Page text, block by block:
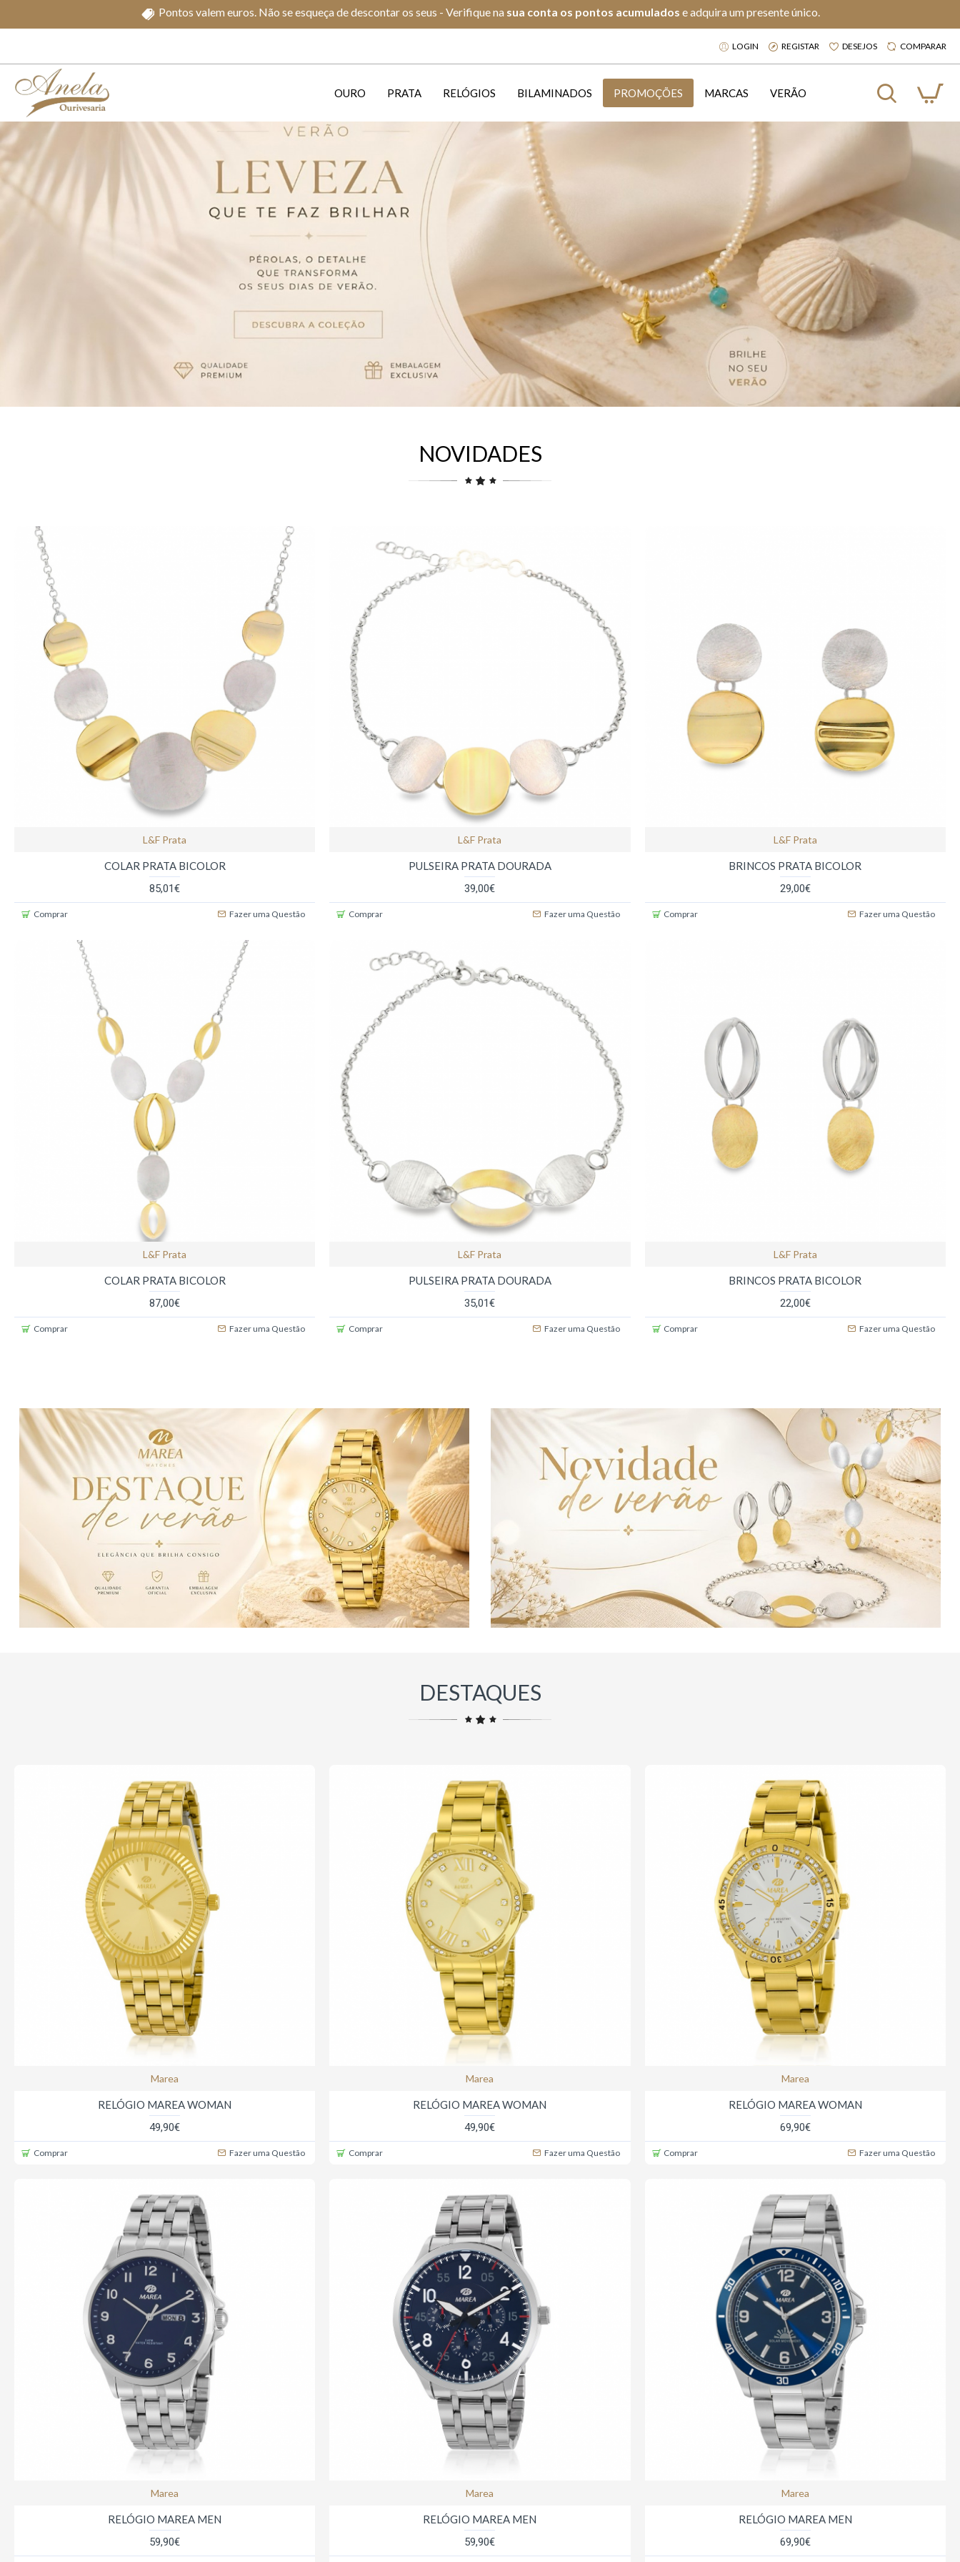
Pontos valem euros. Não se esqueça de descontar os seus - Verifique na sua conta os pontos acumulados e adquira um presente único.
LOGIN REGISTAR DESEJOS COMPARAR
OURO PRATA RELÓGIOS BILAMINADOS PROMOÇÕES MARCAS VERÃO
NOVIDADES
L&f Prata
COLAR PRATA BICOLOR
85,01€
Comprar Fazer uma Questão
L&f Prata
PULSEIRA PRATA DOURADA
39,00€
Comprar Fazer uma Questão
L&f Prata
BRINCOS PRATA BICOLOR
29,00€
Comprar Fazer uma Questão
L&f Prata
COLAR PRATA BICOLOR
87,00€
Comprar Fazer uma Questão
L&f Prata
PULSEIRA PRATA DOURADA
35,01€
Comprar Fazer uma Questão
L&f Prata
BRINCOS PRATA BICOLOR
22,00€
Comprar Fazer uma Questão
DESTAQUES
Marea
RELÓGIO MAREA WOMAN
49,90€
Comprar Fazer uma Questão
Marea
RELÓGIO MAREA WOMAN
49,90€
Comprar Fazer uma Questão
Marea
RELÓGIO MAREA WOMAN
69,90€
Comprar Fazer uma Questão
Marea
RELÓGIO MAREA MEN
59,90€
Marea
RELÓGIO MAREA MEN
59,90€
Marea
RELÓGIO MAREA MEN
69,90€